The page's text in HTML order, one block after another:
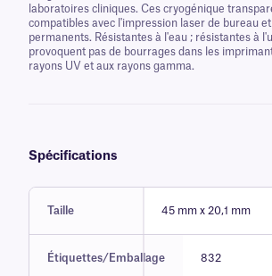
laboratoires cliniques. Ces cryogénique
compatibles avec l'impression laser de bureau
permanents. Résistantes à l'eau ; résistantes à
provoquent pas de bourrages dans les
rayons UV et aux rayons gamma.
Spécifications
Taille 45 mm x 20,1 mm
Étiquettes/Emballage 832